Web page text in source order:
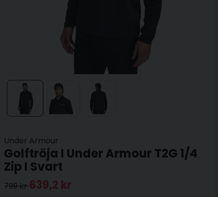
Under Armour
Golftröja I Under Armour T2G 1/4
Zip I Svart
799 kr639,2 kr